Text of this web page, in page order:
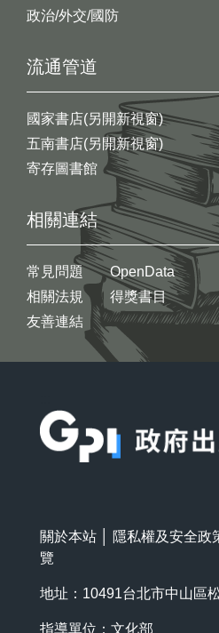
政治/外交/國防
流通管道
國家書店(另開新視窗)
五南書店(另開新視窗)
寄存圖書館
相關連結
常見問題
相關法規
友善連結
OpenData
得獎書目
關於本站 隱私權及安全政
覽
地址：10491台北市中山區
指導單位：文化部